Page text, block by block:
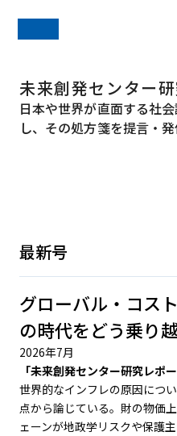
未来創発センター
日本や世界が直面する社
し、その処方箋を提言・発
最新号
グローバル・コス
の時代をどう乗り
2026年7月
「未来創発センター研究レポ
世界的なインフレの原因につ
点から論じている。財の物価
ェーンが地政学リスクや保護